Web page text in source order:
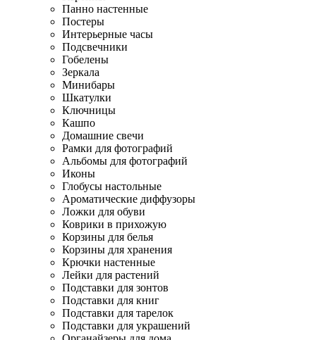
Панно настенные
Постеры
Интерьерные часы
Подсвечники
Гобелены
Зеркала
Минибары
Шкатулки
Ключницы
Кашпо
Домашние свечи
Рамки для фотографий
Альбомы для фотографий
Иконы
Глобусы настольные
Ароматические диффузоры
Ложки для обуви
Коврики в прихожую
Корзины для белья
Корзины для хранения
Крючки настенные
Лейки для растений
Подставки для зонтов
Подставки для книг
Подставки для тарелок
Подставки для украшений